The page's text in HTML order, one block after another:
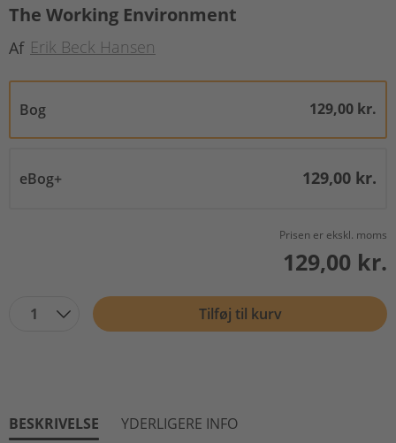
The Working Environment
Af Erik Beck Hansen
Bog 129,00 kr.
eBog+ 129,00 kr.
Prisen er ekskl. moms
129,00 kr.
1 Tilføj til kurv
BESKRIVELSE YDERLIGERE INFO